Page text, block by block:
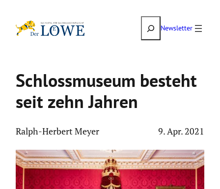
Inhalt
SuchenNewsletter
Schloss­mu­seum besteht
seit zehn Jahren
Ralph-Herbert Meyer 9. Apr. 2021